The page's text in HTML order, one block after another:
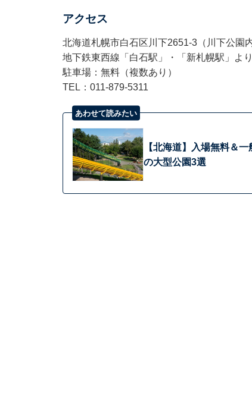
アクセス
北海道札幌市白石区川下2651-3（川下公園内
地下鉄東西線「白石駅」・「新札幌駅」よ
駐車場：無料（複数あり）
TEL：011-879-5311
あわせて読みたい
【北海道】入場無料＆
の大型公園3選